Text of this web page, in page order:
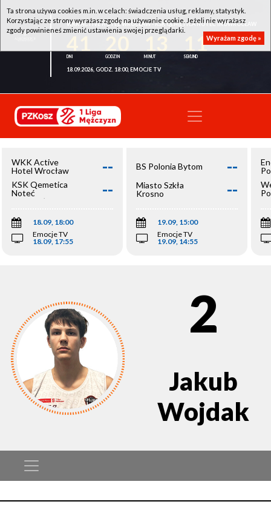
WKK ACTIVE HOTEL WROCŁAW - KSK QEMETICA NOTEĆ INOWROCŁAW
11
18.09.2026, GODZ. 18:00, EMOCJE TV
WKK Active
Hotel Wrocław
--
KSK Qemetica
Noteć
Inowrocław
--
18.09, 18:00
Emocje TV
18.09, 17:55
BS Polonia Bytom --
Miasto Szkła
Krosno
--
19.09, 15:00
Emocje TV
19.09, 14:55
2
Jakub
Wojdak
Ta strona używa cookies m.in. w celach: świadczenia usług, reklamy, statystyk.
Korzystając ze strony wyrażasz zgodę na używanie cookie. Jeżeli nie wyrażasz
zgody powinieneś zmienić ustawienia swojej przeglądarki.
Wyrażam zgodę »